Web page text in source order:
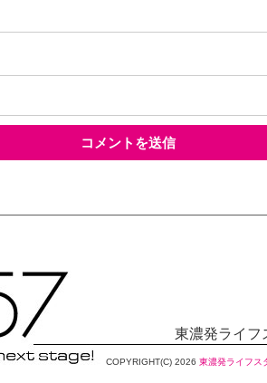
東濃発ライフ
COPYRIGHT(C) 2026 東濃発ライフス